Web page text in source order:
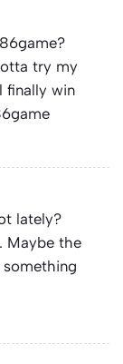
try my
finally win
lately?
. Maybe the